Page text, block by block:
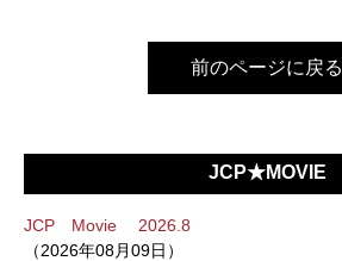
前のページに戻る
JCP★MOVIE
JCP Movie 2026.8
（2026年08月09日）